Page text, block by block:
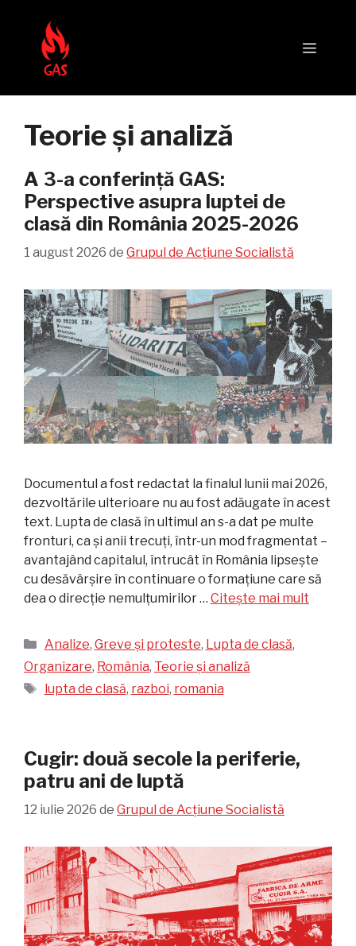
conținut
Teorie și analiză
A 3-a conferință GAS:
Perspective asupra luptei de
clasă din România 2025-2026
1 august 2026 de Grupul de Acțiune Socialistă
Documentul a fost redactat la finalul lunii mai 2026,
dezvoltările ulterioare nu au fost adăugate în acest
text. Lupta de clasă în ultimul an s-a dat pe multe
fronturi, ca și anii trecuți, într-un mod fragmentat –
avantajând capitalul, întrucât în România lipsește
cu desăvârșire în continuare o formațiune care să
dea o direcție nemulțumirilor … Citește mai mult
Categorii
Analize, Greve și proteste, Lupta de clasă,
Organizare, România, Teorie și analiză
Etichete
lupta de clasă, razboi, romania
Cugir: două secole la periferie,
patru ani de luptă
12 iulie 2026 de Grupul de Acțiune Socialistă